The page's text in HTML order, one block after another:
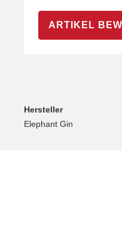
ARTIKEL
Hersteller
Elephant Gin